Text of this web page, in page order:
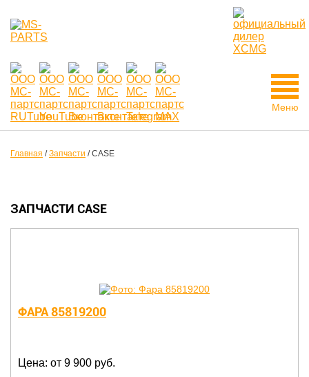
Меню
Главная /Запчасти /CASE
ЗАПЧАСТИ CASE
ФАРА 85819200
Цена: от 9 900 руб.